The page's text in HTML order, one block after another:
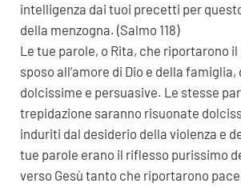
intelligenza dai tuoi precetti per
della menzogna. (Salmo 118)
Le tue parole, o Rita, che riportarono
sposo all’amore di Dio e della
dolcissime e persuasive. Le stesse
trepidazione saranno risuonate
induriti dal desiderio della violenza e
tue parole erano il riflesso purissimo
verso Gesù tanto che riportarono